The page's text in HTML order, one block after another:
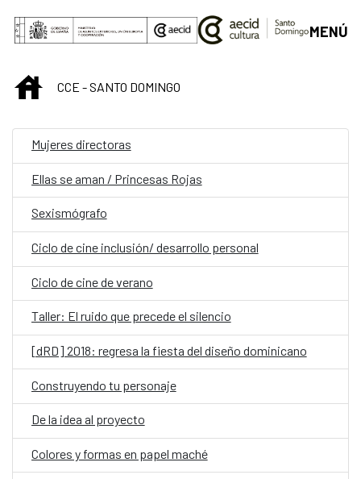
Saltar al contenido principal
MENÚ
INICIOCCE - SANTO DOMINGO
Mujeres directoras
Ellas se aman / Princesas Rojas
Sexismógrafo
Ciclo de cine inclusión/ desarrollo personal
Ciclo de cine de verano
Taller: El ruido que precede el silencio
[dRD] 2018: regresa la fiesta del diseño dominicano
Construyendo tu personaje
De la idea al proyecto
Colores y formas en papel maché